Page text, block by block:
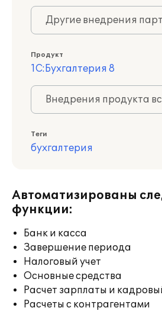
Другие внедрения
Продукт
1С:Бухгалтерия 8
Внедрения продукта
Теги
бухгалтерия
Автоматизированы
функции:
Банк и касса
Завершение периода
Налоговый учет
Основные средства
Расчет зарплаты и
Расчеты с контрагентами